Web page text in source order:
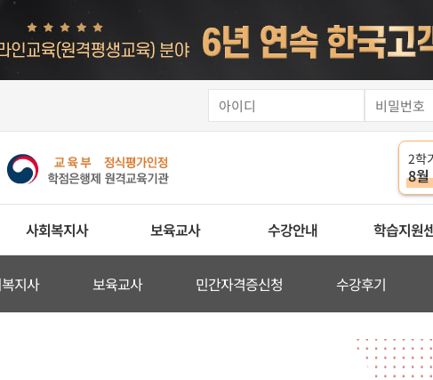
2학
8
사회복지사 보육교사 수강안내 학습지원
지사 보육교사 민간자격증신청 수강후기